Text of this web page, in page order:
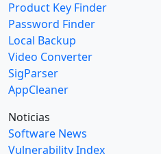
Product Key Finder
Password Finder
Local Backup
Video Converter
SigParser
AppCleaner
Noticias
Software News
Vulnerability Index